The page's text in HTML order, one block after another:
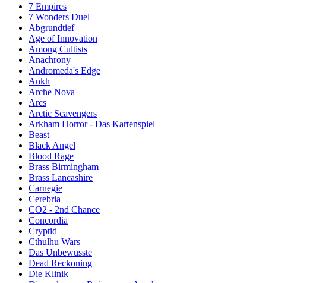
7 Empires
7 Wonders Duel
Abgrundtief
Age of Innovation
Among Cultists
Anachrony
Andromeda's Edge
Ankh
Arche Nova
Arcs
Arctic Scavengers
Arkham Horror - Das Kartenspiel
Beast
Black Angel
Blood Rage
Brass Birmingham
Brass Lancashire
Carnegie
Cerebria
CO2 - 2nd Chance
Concordia
Cryptid
Cthulhu Wars
Das Unbewusste
Dead Reckoning
Die Klinik